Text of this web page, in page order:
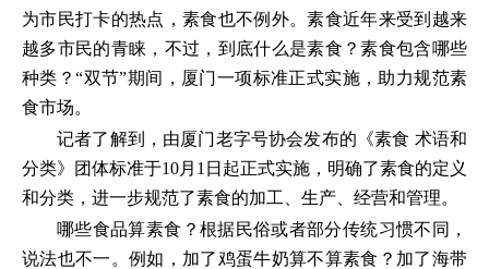
为市民打卡的热点，素食也不例外。素食近年来受到越来
越多市民的青睐，不过，到底什么是素食？素食包含哪些
种类？“双节”期间，厦门一项标准正式实施，助力规范素
食市场。
记者了解到，由厦门老字号协会发布的《素食 术语和
分类》团体标准于10月1日起正式实施，明确了素食的定义
和分类，进一步规范了素食的加工、生产、经营和管理。
哪些食品算素食？根据民俗或者部分传统习惯不同，
说法也不一。例如，加了鸡蛋牛奶算不算素食？加了海带